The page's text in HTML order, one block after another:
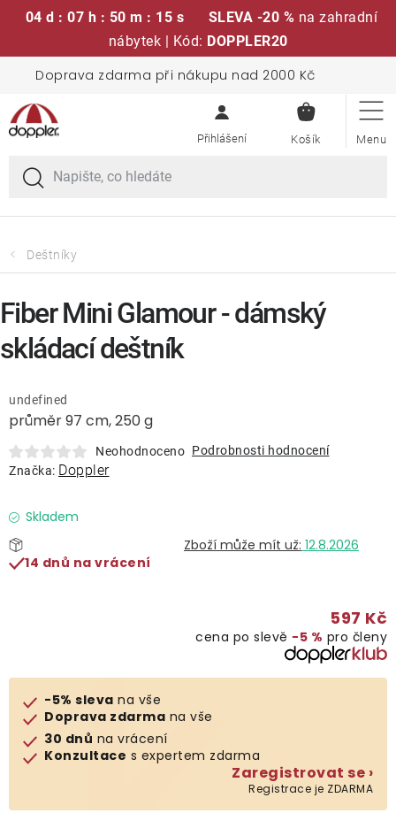
04 d : 07 h : 50 m : 14 s SLEVA -20 % na zahradní
nábytek | Kód: DOPPLER20
obsah
Doprava zdarma při nákupu nad 2000 Kč
KOŠÍK
Sedací soupravy
Slunečníky
Křesla a židle
Lavice a houpačky
Lehátka
Doplňky
Deštníky
Gastro produkty
Klub výhod
Deštníky
průměr 97 cm, 250 g
undefined
Neohodnoceno Podrobnosti hodnocení
Značka: Doppler
Skladem
12.8.2026
14 dnů na vrácení
597 Kč
cena po slevě −5 % pro členy
-5% sleva na vše
Doprava zdarma na vše
30 dnů na vrácení
Konzultace s expertem zdarma
Zaregistrovat se ›
Registrace je ZDARMA
Fiber Mini Glamour - dámský
skládací deštník